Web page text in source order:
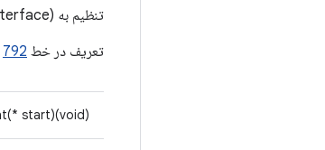
تنظیم به sizeof (GpsInterface)
تعریف در خط 792
start)(void)